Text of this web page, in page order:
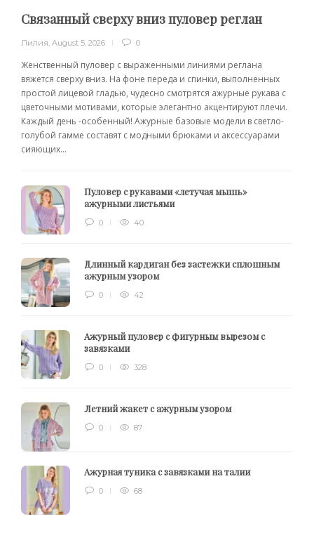
Связанный сверху вниз пуловер реглан
Лилия, August 5, 2026 0
Женственный пуловер с выраженными линиями реглана
вяжется сверху вниз. На фоне переда и спинки, выполненных
простой лицевой гладью, чудесно смотрятся ажурные рукава с
цветочными мотивами, которые элегантно акцентируют плечи.
Каждый день -особенный! Ажурные базовые модели в светло-
голубой гамме составят с модными брюками и аксессуарами
сияющих...
Пуловер с рукавами «летучая мышь»
ажурными листьями
0 40
Длинный кардиган без застежки сплошным
ажурным узором
0 42
Ажурный пуловер с фигурным вырезом с
завязками
0 328
Летний жакет с ажурным узором
0 87
Ажурная туника с завязками на талии
0 68